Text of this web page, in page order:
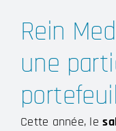
Rein
une
Cette année, le